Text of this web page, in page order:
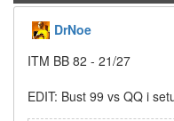
DrNoe
ITM BB 82 - 21/27
EDIT: Bust 99 vs QQ i